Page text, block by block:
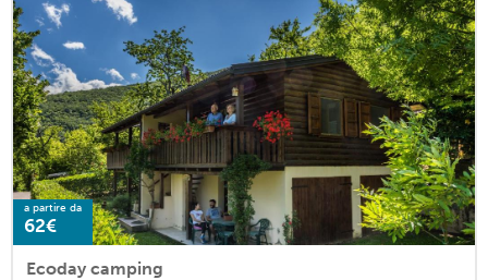
a partire da
62€
Ecoday camping